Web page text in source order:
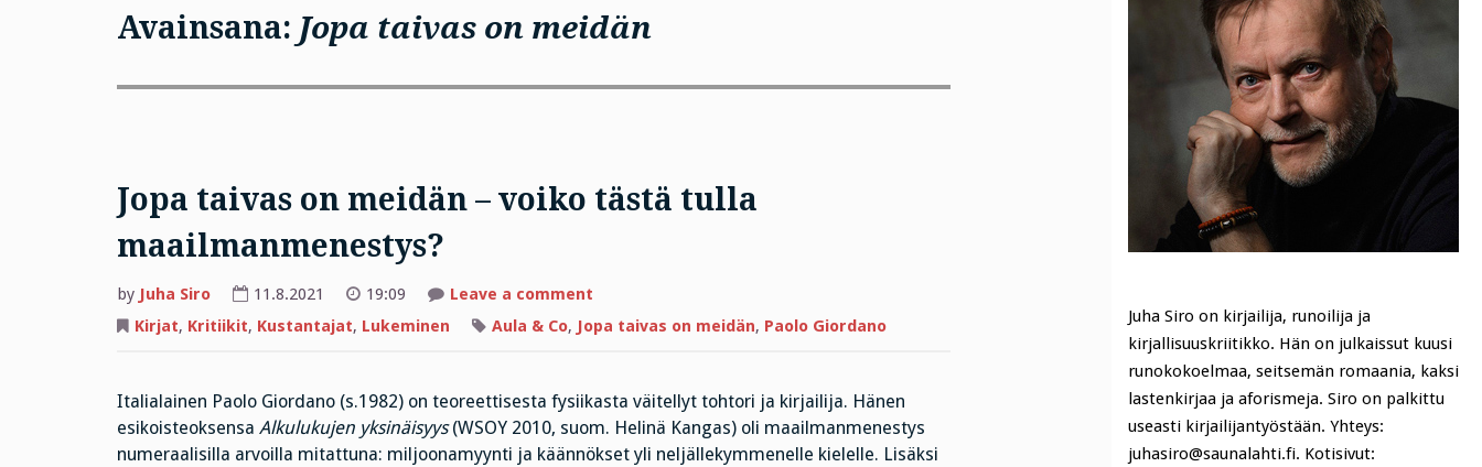
Avainsana: Jopa taivas on meidän
Jopa taivas on meidän – voiko tästä tulla
maailmanmenestys?
by Juha Siro 11.8.2021 19:09 Leave a commenton
taivas
on
tästä
tulla
maailmanmenestys?
Kirjat, Kritiikit, Kustantajat, Lukeminen Aula & Co, Jopa taivas on meidän, Paolo Giordano
Italialainen Paolo Giordano (s.1982) on teoreettisesta fysiikasta väitellyt tohtori ja kirjailija. Hänen
esikoisteoksensa Alkulukujen yksinäisyys(WSOY 2010, suom. Helinä Kangas) oli maailmanmenestys
numeraalisilla arvoilla mitattuna: miljoonamyynti ja käännökset yli neljällekymmenelle kielelle. Lisäksi
Juha Siro on kirjailija, runoilija ja
kirjallisuuskriitikko. Hän on julkaissut kuusi
runokokoelmaa, seitsemän romaania, kaksi
lastenkirjaa ja aforismeja. Siro on palkittu
useasti kirjailijantyöstään. Yhteys:
juhasiro@saunalahti.fi. Kotisivut: